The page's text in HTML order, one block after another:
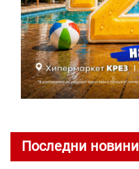
Последни новини